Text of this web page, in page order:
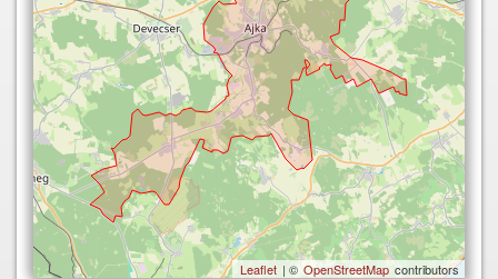
Leaflet | © OpenStreetMap contributors